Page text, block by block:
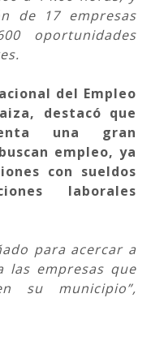
de 17 empresas
oportunidades
del Empleo
destacó que
una gran
empleo, ya
con sueldos
laborales
para acercar a
las empresas que
su municipio”,